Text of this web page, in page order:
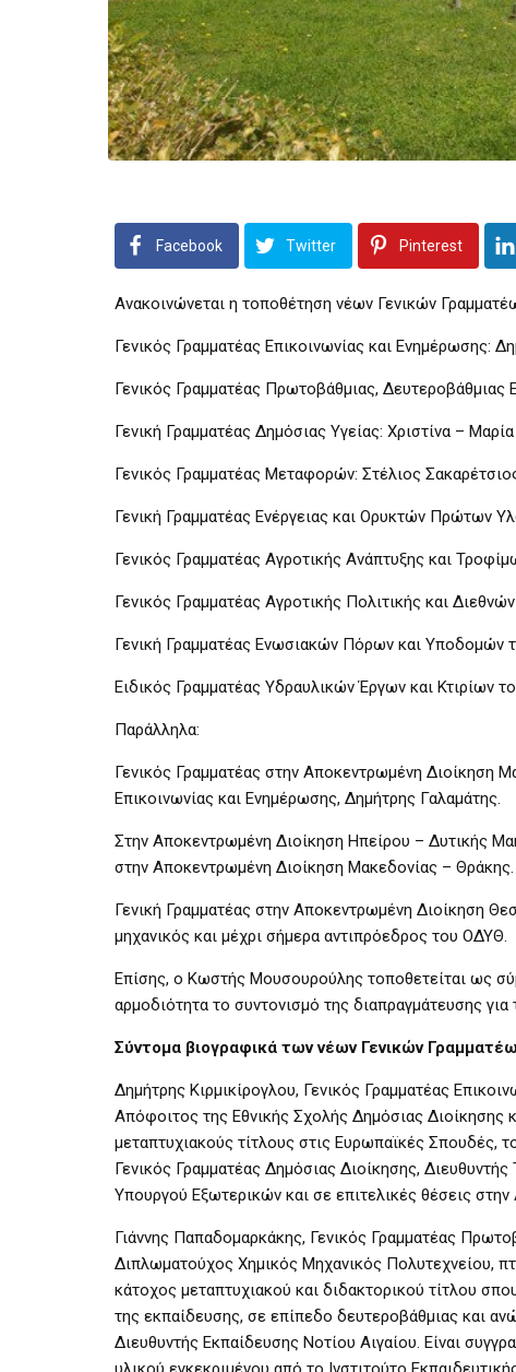
Facebook Twitter Pinterest
Ανακοινώνεται η τοποθέτηση νέων Γενικών
Γενικός Γραμματέας Επικοινωνίας και Ενημέρωσης:
Γενικός Γραμματέας Πρωτοβάθμιας,
Γενική Γραμματέας Δημόσιας Υγείας: Χριστίνα –
Γενικός Γραμματέας Μεταφορών: Στέλιος
Γενική Γραμματέας Ενέργειας και Ορυκτών Πρώτων
Γενικός Γραμματέας Αγροτικής Ανάπτυξης και
Γενικός Γραμματέας Αγροτικής Πολιτικής και
Γενική Γραμματέας Ενωσιακών Πόρων και Υποδομών
Ειδικός Γραμματέας Υδραυλικών Έργων και
Παράλληλα:
Γενικός Γραμματέας στην Αποκεντρωμένη Διοίκηση
Επικοινωνίας και Ενημέρωσης, Δημήτρης Γαλαμάτης.
Στην Αποκεντρωμένη Διοίκηση Ηπείρου – Δυτικής
στην Αποκεντρωμένη Διοίκηση Μακεδονίας – Θράκης.
Γενική Γραμματέας στην Αποκεντρωμένη Διοίκηση
μηχανικός και μέχρι σήμερα αντιπρόεδρος του ΟΔΥΘ.
Επίσης, ο Κωστής Μουσουρούλης τοποθετείται ως
αρμοδιότητα το συντονισμό της διαπραγμάτευσης
Σύντομα βιογραφικά των νέων Γενικών
Δημήτρης Κιρμικίρογλου, Γενικός Γραμματέας
Απόφοιτος της Εθνικής Σχολής Δημόσιας
μεταπτυχιακούς τίτλους στις Ευρωπαϊκές Σπουδές,
Γενικός Γραμματέας Δημόσιας Διοίκησης,
Υπουργού Εξωτερικών και σε επιτελικές θέσεις
Γιάννης Παπαδομαρκάκης, Γενικός Γραμματέας
Διπλωματούχος Χημικός Μηχανικός Πολυτεχνείου,
κάτοχος μεταπτυχιακού και διδακτορικού τίτλου
της εκπαίδευσης, σε επίπεδο δευτεροβάθμιας και
Διευθυντής Εκπαίδευσης Νοτίου Αιγαίου. Είναι